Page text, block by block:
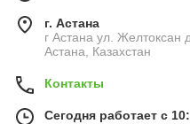
г. Астана
г Астана ул. Желтоксан
Астана, Казахстан
Контакты
Сегодня работает с